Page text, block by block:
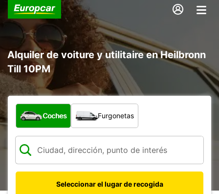
Alquiler de voiture y utilitaire en Heilbronn
Till 10PM
¿Qué tipo de vehículo?
Coches Furgonetas
Seleccionar el lugar de recogida